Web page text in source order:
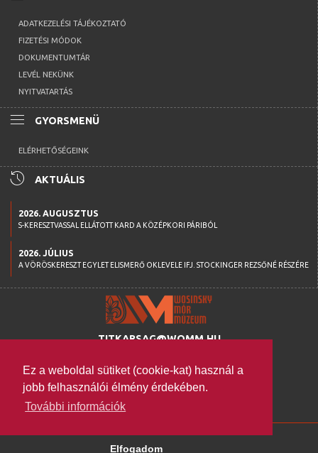
Ez a weboldal sütiket (cookie-kat) használ a
jobb felhasználói élmény érdekében.
További információk
Elfogadom
ADATKEZELÉSI TÁJÉKOZTATÓ
FIZETÉSI MÓDOK
DOKUMENTUMTÁR
LEVÉL NEKÜNK
NYITVATARTÁS
menu GYORSMENÜ
ELÉRHETŐSÉGEINK
history AKTUÁLIS
2026. AUGUSZTUS
S-KERESZTVASSAL ELLÁTOTT KARD A KÖZÉPKORI PÁRIBÓL
2026. JÚLIUS
A VÖRÖSKERESZT EGYLET ELISMERŐ OKLEVELE IFJ. STOCKINGER REZSŐNÉ RÉSZÉRE
TITKARSAG@WOMM.HU
H-7100 SZEKSZÁRD,
SZENT ISTVÁN TÉR 26.
WWW.WOMM.HU
2026 © COPYRIGHT